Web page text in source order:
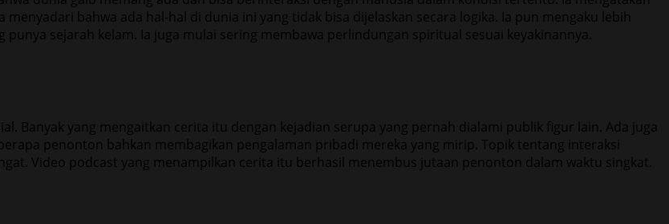
bahwa ada hal-hal di dunia ini yang tidak bisa dijelaskan secara logika. Ia pun mengaku lebih
sejarah kelam. Ia juga mulai sering membawa perlindungan spiritual sesuai keyakinannya.
Banyak yang mengaitkan cerita itu dengan kejadian serupa yang pernah dialami publik figur lain. Ada juga
penonton bahkan membagikan pengalaman pribadi mereka yang mirip. Topik tentang interaksi
Video podcast yang menampilkan cerita itu berhasil menembus jutaan penonton dalam waktu singkat.